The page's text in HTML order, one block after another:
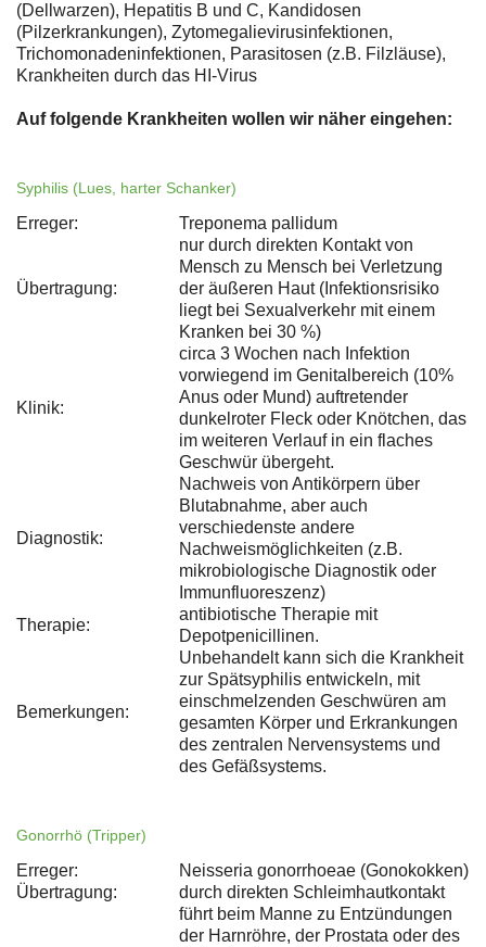
(Dellwarzen), Hepatitis B und C, Kandidosen
(Pilzerkrankungen), Zytomegalievirusinfektionen,
Trichomonadeninfektionen, Parasitosen (z.B. Filzläuse),
Krankheiten durch das HI-Virus
Auf folgende Krankheiten wollen wir näher eingehen:
Syphilis (Lues, harter Schanker)
Erreger: Treponema pallidum
Übertragung:
nur durch direkten Kontakt von
Mensch zu Mensch bei Verletzung
der äußeren Haut (Infektionsrisiko
liegt bei Sexualverkehr mit einem
Kranken bei 30 %)
Klinik:
circa 3 Wochen nach Infektion
vorwiegend im Genitalbereich (10%
Anus oder Mund) auftretender
dunkelroter Fleck oder Knötchen, das
im weiteren Verlauf in ein flaches
Geschwür übergeht.
Diagnostik:
Nachweis von Antikörpern über
Blutabnahme, aber auch
verschiedenste andere
Nachweismöglichkeiten (z.B.
mikrobiologische Diagnostik oder
Immunfluoreszenz)
Therapie:
antibiotische Therapie mit
Depotpenicillinen.
Bemerkungen:
Unbehandelt kann sich die Krankheit
zur Spätsyphilis entwickeln, mit
einschmelzenden Geschwüren am
gesamten Körper und Erkrankungen
des zentralen Nervensystems und
des Gefäßsystems.
Gonorrhö (Tripper)
Erreger:
Neisseria gonorrhoeae (Gonokokken)
Übertragung:
durch direkten Schleimhautkontakt
führt beim Manne zu Entzündungen
der Harnröhre, der Prostata oder des